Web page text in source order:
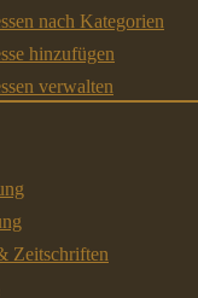
nach Kategorien
hinzufügen
verwalten
Zeitschriften